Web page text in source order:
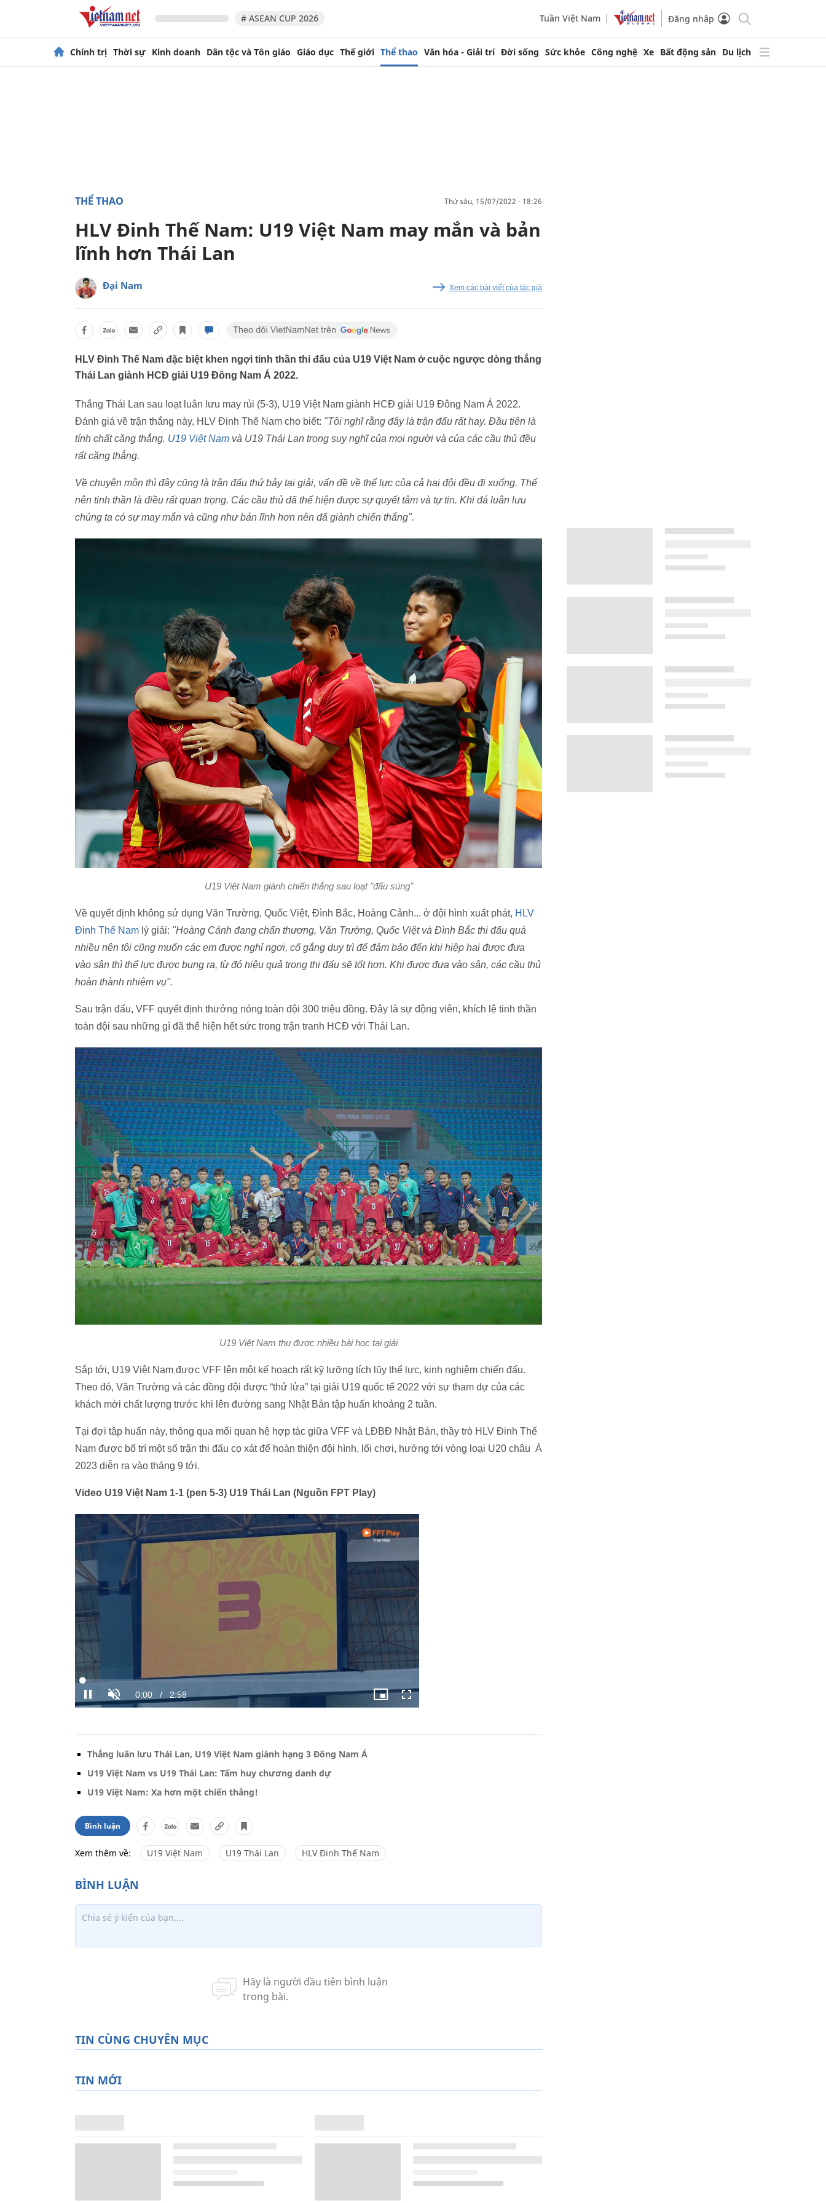
# ASEAN CUP 2026 Tuần Việt Nam Đăng nhập
Chính trị Thời sự Kinh doanh Dân tộc và Tôn giáo Giáo dục Thế giới Thể thao Văn hóa - Giải trí Đời sống Sức khỏe Công nghệ Xe Bất động sản Du lịch
THỂ THAO thứ sáu, 15/07/2022 - 18:26
HLV Đinh Thế Nam: U19 Việt Nam may mắn và bản
lĩnh hơn Thái Lan
Đại Nam Xem các bài viết của tác giả
HLV Đinh Thế Nam đặc biệt khen ngợi tinh thần thi đấu của U19 Việt Nam ở cuộc ngược dòng thắng
Thái Lan giành HCĐ giải U19 Đông Nam Á 2022.
Thắng Thái Lan sau loạt luân lưu may rủi (5-3), U19 Việt Nam giành HCĐ giải U19 Đông Nam Á 2022.
Đánh giá về trận thắng này, HLV Đinh Thế Nam cho biết: "Tôi nghĩ rằng đây là trận đấu rất hay. Đầu tiên là
tính chất căng thẳng. U19 Việt Nam và U19 Thái Lan trong suy nghĩ của mọi người và của các cầu thủ đều
rất căng thẳng.
Về chuyên môn thì đây cũng là trận đấu thứ bảy tại giải, vấn đề về thể lực của cả hai đội đều đi xuống. Thế
nên tinh thần là điều rất quan trọng. Các cầu thủ đã thể hiện được sự quyết tâm và tự tin. Khi đá luân lưu
chúng ta có sự may mắn và cũng như bản lĩnh hơn nên đã giành chiến thắng".
U19 Việt Nam giành chiến thắng sau loạt "đấu súng"
Về quyết định không sử dụng Văn Trường, Quốc Việt, Đình Bắc, Hoàng Cảnh... ở đội hình xuất phát, HLV
Đinh Thế Nam lý giải: "Hoàng Cảnh đang chấn thương, Văn Trường, Quốc Việt và Đình Bắc thi đấu quá
nhiều nên tôi cũng muốn các em được nghỉ ngơi, cố gắng duy trì để đảm bảo đến khi hiệp hai được đưa
vào sân thì thể lực được bung ra, từ đó hiệu quả trong thi đấu sẽ tốt hơn. Khi được đưa vào sân, các cầu thủ
hoàn thành nhiệm vụ".
Sau trận đấu, VFF quyết định thưởng nóng toàn đội 300 triệu đồng. Đây là sự động viên, khích lệ tinh thần
toàn đội sau những gì đã thể hiện hết sức trong trận tranh HCĐ với Thái Lan.
U19 Việt Nam thu được nhiều bài học tại giải
Sắp tới, U19 Việt Nam được VFF lên một kế hoạch rất kỹ lưỡng tích lũy thể lực, kinh nghiệm chiến đấu.
Theo đó, Văn Trường và các đồng đội được “thử lửa” tại giải U19 quốc tế 2022 với sự tham dự của các
khách mời chất lượng trước khi lên đường sang Nhật Bản tập huấn khoảng 2 tuần.
Tại đợi tập huấn này, thông qua mối quan hệ hợp tác giữa VFF và LĐBĐ Nhật Bản, thầy trò HLV Đinh Thế
Nam được bố trí một số trận thi đấu cọ xát để hoàn thiện đội hình, lối chơi, hướng tới vòng loại U20 châu Á
2023 diễn ra vào tháng 9 tới.
Video U19 Việt Nam 1-1 (pen 5-3) U19 Thái Lan (Nguồn FPT Play)
Thắng luân lưu Thái Lan, U19 Việt Nam giành hạng 3 Đông Nam Á
U19 Việt Nam vs U19 Thái Lan: Tấm huy chương danh dự
U19 Việt Nam: Xa hơn một chiến thắng!
Bình luận
Xem thêm về: U19 Việt Nam U19 Thái Lan HLV Đinh Thế Nam
TIN CÙNG CHUYÊN MỤC
TIN MỚI